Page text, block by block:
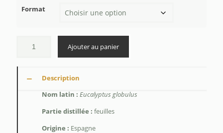
$7.75
à
Format
Ajouter au panier
Description
Nom latin : Eucalyptus globulus
Partie distillée : feuilles
Origine : Espagne